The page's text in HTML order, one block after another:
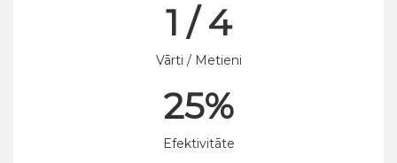
1 / 4
Vārti / Metieni
25%
Efektivitāte